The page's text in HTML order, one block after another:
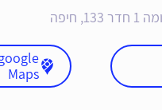
חיפה
Maps